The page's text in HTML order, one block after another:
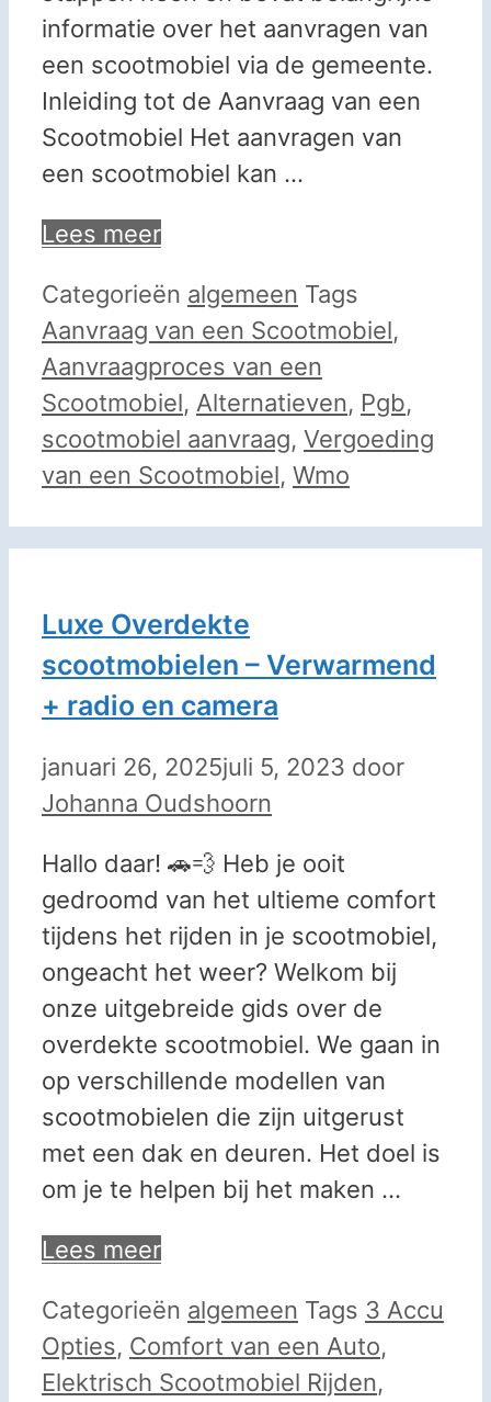
informatie over het aanvragen van
een scootmobiel via de gemeente.
Inleiding tot de Aanvraag van een
Scootmobiel Het aanvragen van
een scootmobiel kan …
Lees meer
Categorieën algemeen Tags
Aanvraag van een Scootmobiel,
Aanvraagproces van een
Scootmobiel, Alternatieven, Pgb,
scootmobiel aanvraag, Vergoeding
van een Scootmobiel, Wmo
Luxe Overdekte
scootmobielen – Verwarmend
+ radio en camera
januari 26, 2025juli 5, 2023 door
Johanna Oudshoorn
Hallo daar! 🚗💨 Heb je ooit
gedroomd van het ultieme comfort
tijdens het rijden in je scootmobiel,
ongeacht het weer? Welkom bij
onze uitgebreide gids over de
overdekte scootmobiel. We gaan in
op verschillende modellen van
scootmobielen die zijn uitgerust
met een dak en deuren. Het doel is
om je te helpen bij het maken …
Lees meer
Categorieën algemeen Tags 3 Accu
Opties, Comfort van een Auto,
Elektrisch Scootmobiel Rijden,